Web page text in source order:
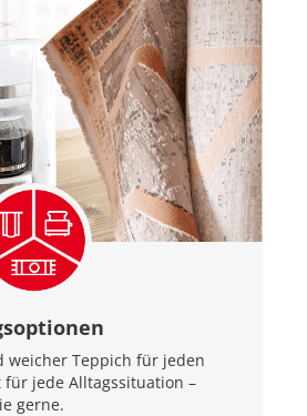
weicher Teppich für jeden
für jede Alltagssituation –
gerne.